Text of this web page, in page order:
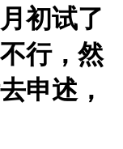
初试了
行，然
申述，